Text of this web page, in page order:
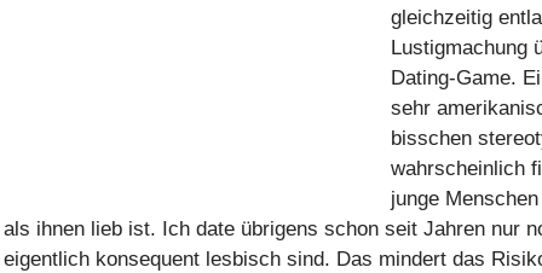
gleichzeitig
Lustigmachung
Dating-Game.
sehr
bisschen
wahrscheinlich
junge
als ihnen lieb ist. Ich date übrigens schon seit Jahren nur
eigentlich konsequent lesbisch sind. Das mindert das